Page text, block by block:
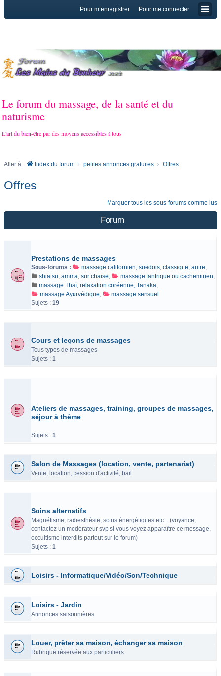
Pour me connecter
Pour m’enregistrer
Le forum du massage, de la santé et du
naturisme
L'art du bien-être par des moyens accessibles à tous
Aller à : Index du forum petites annonces gratuites Offres
Offres
Marquer tous les sous-forums comme lus
Forum
Prestations de massages
Sous-forums : massage californien, suédois, classique, autre,
shiatsu, amma, sur chaise, massage tantrique ou cachemirien,
massage Thaï, relaxation coréenne, Tanaka,
massage Ayurvédique,
massage sensuel
Sujets : 19
Cours et leçons de massages
Tous types de massages
Sujets : 1
Ateliers de massages, training, groupes de massages,
séjour à thème
Sujets : 1
Salon de Massages (location, vente, partenariat)
Vente, location, cession d'activité, bail
Soins alternatifs
Magnétisme, radiesthésie, soins énergétiques etc... (voyance,
contactez un modérateur svp si vous voyez apparaître ce message,
occultisme interdits partout sur le forum)
Sujets : 1
Loisirs - Informatique/Vidéo/Son/Technique
Loisirs - Jardin
Annonces saisonnières
Louer, prêter sa maison, échanger sa maison
Rubrique réservée aux particuliers